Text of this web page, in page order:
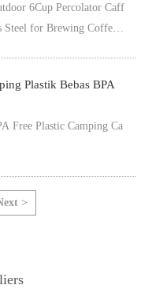
6Cup Percolator Caff
Steel for Brewing Coffe
Plastik Bebas BPA
Free Plastic Camping Ca
>